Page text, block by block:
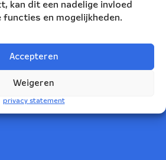
kan dit een nadelige invloed
functies en mogelijkheden.
Accepteren
Weigeren
privacy statement
Ensemble
12